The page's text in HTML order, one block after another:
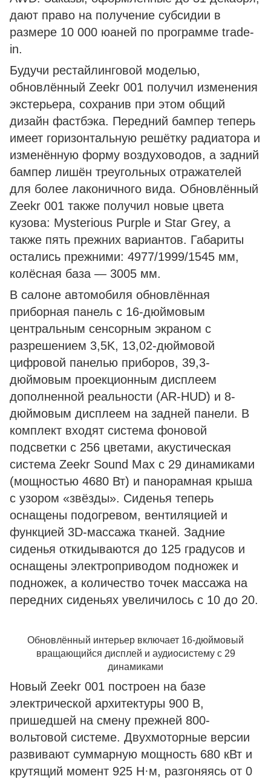
дают право на получение субсидии в
размере 10 000 юаней по программе trade-
in.
Будучи рестайлинговой моделью,
обновлённый Zeekr 001 получил изменения
экстерьера, сохранив при этом общий
дизайн фастбэка. Передний бампер теперь
имеет горизонтальную решётку радиатора и
изменённую форму воздуховодов, а задний
бампер лишён треугольных отражателей
для более лаконичного вида. Обновлённый
Zeekr 001 также получил новые цвета
кузова: Mysterious Purple и Star Grey, а
также пять прежних вариантов. Габариты
остались прежними: 4977/1999/1545 мм,
колёсная база — 3005 мм.
В салоне автомобиля обновлённая
приборная панель с 16-дюймовым
центральным сенсорным экраном с
разрешением 3,5K, 13,02-дюймовой
цифровой панелью приборов, 39,3-
дюймовым проекционным дисплеем
дополненной реальности (AR-HUD) и 8-
дюймовым дисплеем на задней панели. В
комплект входят система фоновой
подсветки с 256 цветами, акустическая
система Zeekr Sound Max с 29 динамиками
(мощностью 4680 Вт) и панорамная крыша
с узором «звёзды». Сиденья теперь
оснащены подогревом, вентиляцией и
функцией 3D-массажа тканей. Задние
сиденья откидываются до 125 градусов и
оснащены электроприводом подножек и
подножек, а количество точек массажа на
передних сиденьях увеличилось с 10 до 20.
Обновлённый интерьер включает 16-дюймовый
вращающийся дисплей и аудиосистему с 29
динамиками
Новый Zeekr 001 построен на базе
электрической архитектуры 900 В,
пришедшей на смену прежней 800-
вольтовой системе. Двухмоторные версии
развивают суммарную мощность 680 кВт и
крутящий момент 925 Н·м, разгоняясь от 0